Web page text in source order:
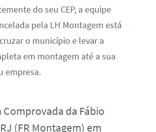
do seu CEP, a equipe
pela LH Montagem está
o município e levar a
em montagem até a sua
empresa.
Comprovada da Fábio
(FR Montagem) em